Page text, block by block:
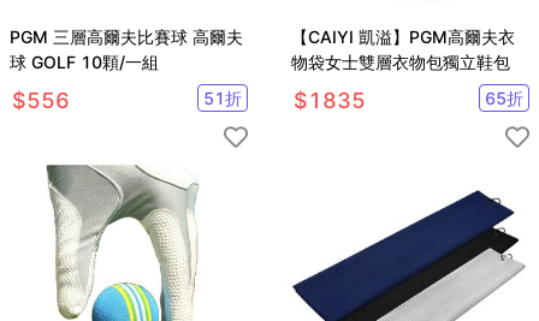
PGM 三層高爾夫比賽球 高爾夫
球 GOLF 10顆/一組
$556 51折
【CAIYI 凱溢】PGM高爾夫衣
物袋女士雙層衣物包獨立鞋包
$1835 65折